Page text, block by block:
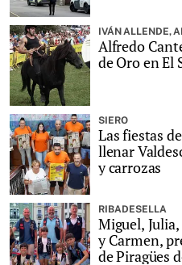
Alfredo
de Oro en El
SIERO
Las fiestas
llenar
y carrozas
RIBADESELLA
Miguel,
y Carmen,
de Piragües